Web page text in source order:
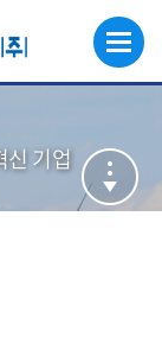
신 기업